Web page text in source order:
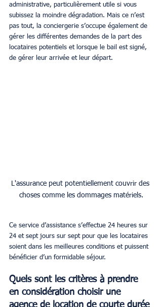
administrative, particulièrement utile si vous
subissez la moindre dégradation. Mais ce n’est
pas tout, la conciergerie s’occupe également de
gérer les différentes demandes de la part des
locataires potentiels et lorsque le bail est signé,
de gérer leur arrivée et leur départ.
L'assurance peut potentiellement couvrir des
choses comme les dommages matériels.
Ce service d’assistance s’effectue 24 heures sur
24 et sept jours sur sept pour que les locataires
soient dans les meilleures conditions et puissent
bénéficier d’un formidable séjour.
Quels sont les critères à prendre
en considération choisir une
agence de location de courte durée